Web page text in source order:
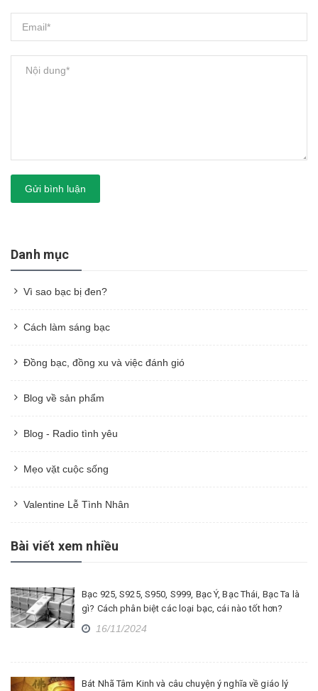
Gửi bình luận
Danh mục
Vì sao bạc bị đen?
Cách làm sáng bạc
Đồng bạc, đồng xu và việc đánh gió
Blog về sản phẩm
Blog - Radio tình yêu
Mẹo vặt cuộc sống
Valentine Lễ Tình Nhân
Bài viết xem nhiều
Bạc 925, S925, S950, S999, Bạc Ý, Bạc Thái, Bạc Ta là
gì? Cách phân biệt các loại bạc, cái nào tốt hơn?
16/11/2024
Bát Nhã Tâm Kinh và câu chuyện ý nghĩa về giáo lý